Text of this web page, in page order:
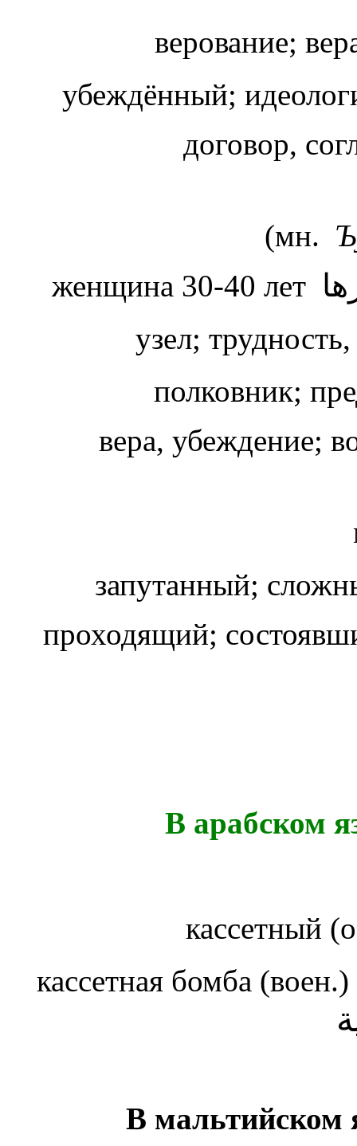
верование;
убеждённый;
договор,
(мн.
женщина 30-40 лет
узел;
полковник;
вера, убеждение;
запутанный;
проходящий;
В арабском
кассетный
кассетная бомба
В мальтийском